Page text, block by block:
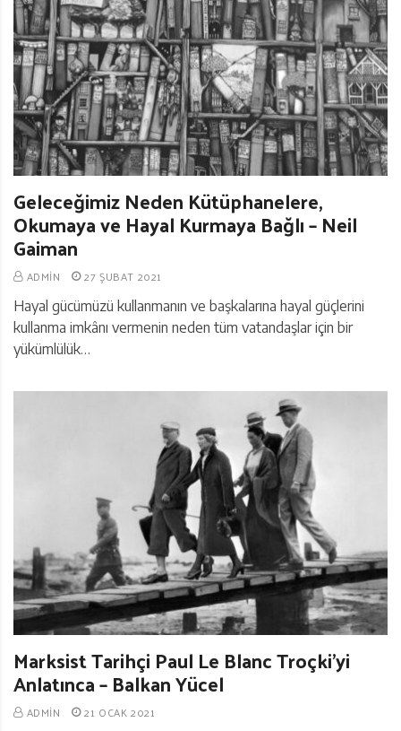
Geleceğimiz Neden Kütüphanelere,
Okumaya ve Hayal Kurmaya Bağlı – Neil
Gaiman
ADMIN 27 ŞUBAT 2021
Hayal gücümüzü kullanmanın ve başkalarına hayal güçlerini
kullanma imkânı vermenin neden tüm vatandaşlar için bir
yükümlülük…
Marksist Tarihçi Paul Le Blanc Troçki’yi
Anlatınca – Balkan Yücel
ADMIN 21 OCAK 2021